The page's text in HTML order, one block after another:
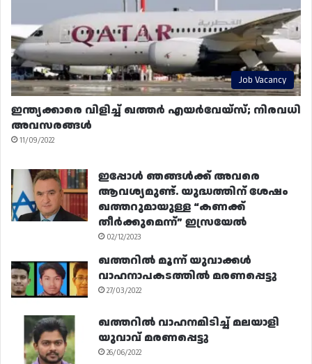
Job Vacancy
ഇന്ത്യക്കാരെ വിളിച്ച് ഖത്തർ എയർവേയ്‌സ്; നിരവധി
അവസരങ്ങൾ
11/09/2022
ഇപ്പോൾ ഞങ്ങൾക്ക് അവരെ
ആവശ്യമുണ്ട്. യുദ്ധത്തിന് ശേഷം
ഖത്തറുമായുള്ള “കണക്ക്
തീർക്കുമെന്ന്” ഇസ്രയേൽ
02/12/2023
ഖത്തറിൽ മൂന്ന് യുവാക്കൾ
വാഹനാപകടത്തിൽ മരണപ്പെട്ടു
27/03/2022
ഖത്തറിൽ വാഹനമിടിച്ച് മലയാളി
യുവാവ് മരണപ്പെട്ടു
26/06/2022